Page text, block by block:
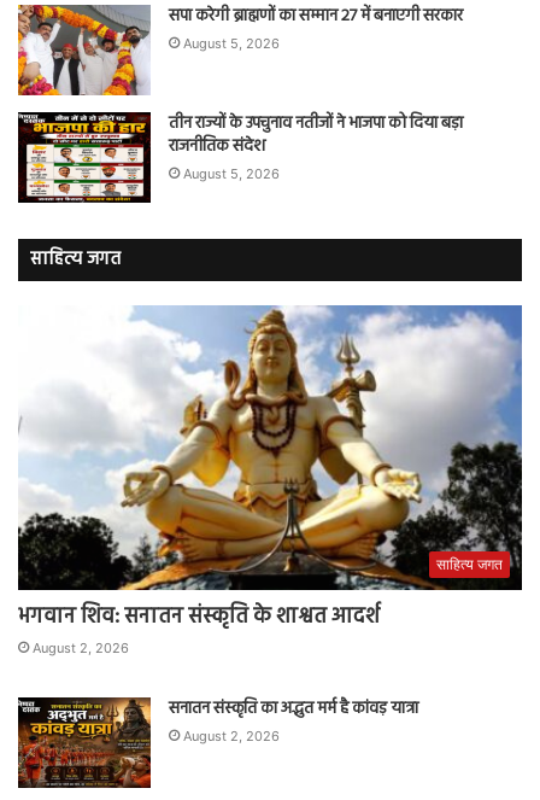
सपा करेगी ब्राह्मणों का सम्मान 27 में बनाएगी सरकार
August 5, 2026
तीन राज्यों के उपचुनाव नतीजों ने भाजपा को दिया बड़ा
राजनीतिक संदेश
August 5, 2026
साहित्य जगत
साहित्य जगत
भगवान शिव: सनातन संस्कृति के शाश्वत आदर्श
August 2, 2026
सनातन संस्कृति का अद्भुत मर्म है कांवड़ यात्रा
August 2, 2026